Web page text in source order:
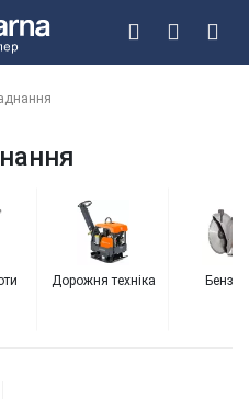
Дорожня техніка